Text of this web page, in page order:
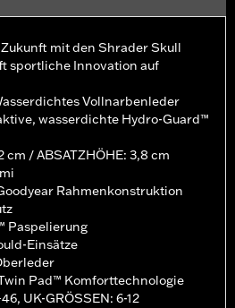
mit den Shrader Skull
sportliche Innovation auf
Vollnarbenleder
wasserdichte Hydro-Guard™
cm / ABSATZHÖHE: 3,8 cm
Rahmenkonstruktion
Paspelierung
Einsätze
Pad™ Komforttechnologie
UK-GRÖSSEN: 6-12